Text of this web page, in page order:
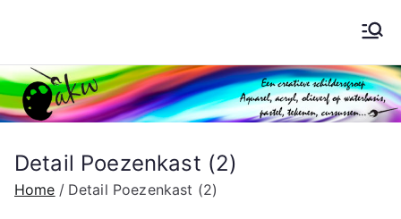
de
inhoud
Schilderen AKW
Detail Poezenkast (2)
Home Detail Poezenkast (2)